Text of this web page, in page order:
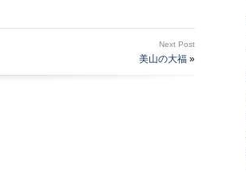
Next Post
美山の大福 »